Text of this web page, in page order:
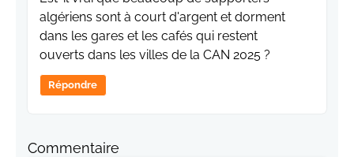
algériens sont à court d'argent et dorment
dans les gares et les cafés qui restent
ouverts dans les villes de la CAN 2025 ?
Répondre
Commentaire